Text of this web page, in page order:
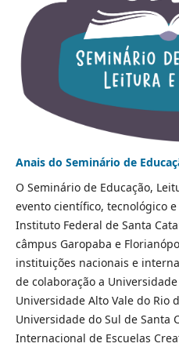
Anais do Seminário de
O Seminário de Educação,
evento científico, tecnológico
Instituto Federal de Santa
câmpus Garopaba e
instituições nacionais e
de colaboração a Universidade
Universidade Alto Vale do Rio
Universidade do Sul de Santa
Internacional de Escuelas